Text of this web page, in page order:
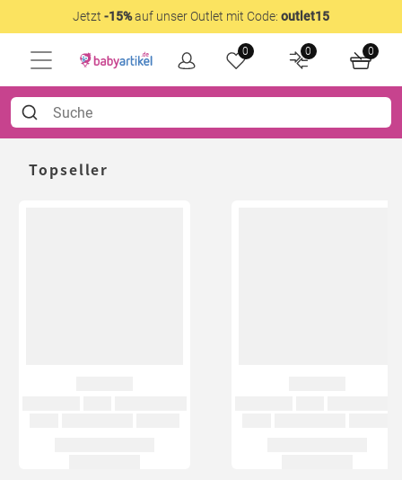
Jetzt -15%auf unser Outlet mit Code: outlet15
0 0 0
Topseller